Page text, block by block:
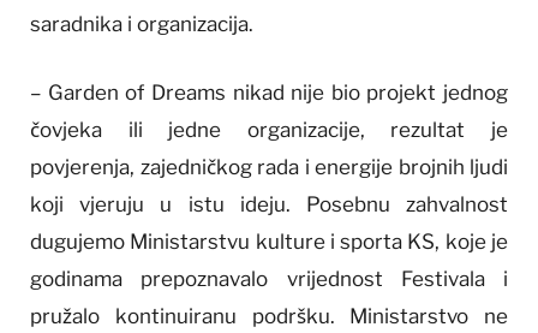
saradnika i organizacija.
– Garden of Dreams nikad nije bio projekt jednog
čovjeka ili jedne organizacije, rezultat je
povjerenja, zajedničkog rada i energije brojnih ljudi
koji vjeruju u istu ideju. Posebnu zahvalnost
dugujemo Ministarstvu kulture i sporta KS, koje je
godinama prepoznavalo vrijednost Festivala i
pružalo kontinuiranu podršku. Ministarstvo ne